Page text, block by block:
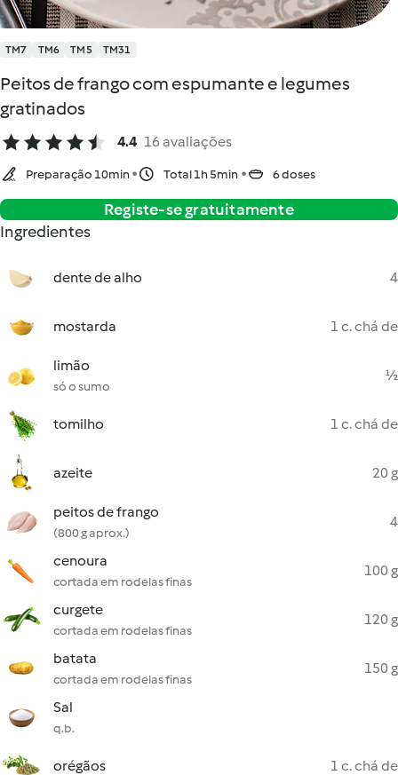
TM7 TM6 TM5 TM31
Peitos de frango com espumante e legumes
gratinados
4.4 16 avaliações
Preparação 10min Total 1h 5min 6 doses
Registe-se gratuitamente
Ingredientes
dente de alho 4
mostarda 1 c. chá de
limão
só o sumo
½
tomilho 1 c. chá de
azeite 20 g
peitos de frango
(800 g aprox.)
4
cenoura
cortada em rodelas finas
100 g
curgete
cortada em rodelas finas
120 g
batata
cortada em rodelas finas
150 g
Sal
q.b.
orégãos 1 c. chá de